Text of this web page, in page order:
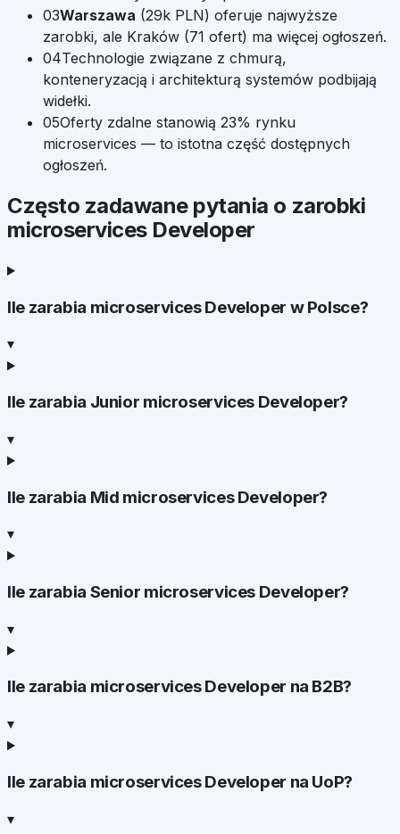
03Warszawa (29k PLN) oferuje najwyższe
zarobki, ale Kraków (71 ofert) ma więcej ogłoszeń.
04Technologie związane z chmurą,
konteneryzacją i architekturą systemów podbijają
widełki.
05Oferty zdalne stanowią 23% rynku
microservices — to istotna część dostępnych
ogłoszeń.
Często zadawane pytania o zarobki
microservices Developer
Ile zarabia microservices Developer w Polsce?
▾
Ile zarabia Junior microservices Developer?
▾
Ile zarabia Mid microservices Developer?
▾
Ile zarabia Senior microservices Developer?
▾
Ile zarabia microservices Developer na B2B?
▾
Ile zarabia microservices Developer na UoP?
▾